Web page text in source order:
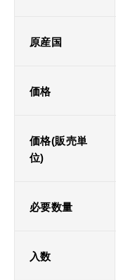
原産国
価格
価格(販売単
位)
必要数量
入数